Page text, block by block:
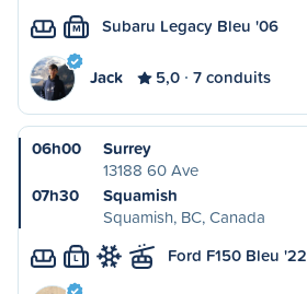
M Subaru Legacy Bleu '06
Jack 5,0 7 conduits
06h00
Surrey
13188 60 Ave
07h30
Squamish
Squamish, BC, Canada
L Ford F150 Bleu '22